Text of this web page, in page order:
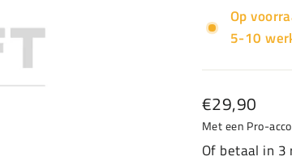
Op
5-10
€29,90
prijs
Met een Pro-
Of betaal in